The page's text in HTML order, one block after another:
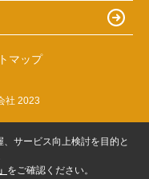
マップ
社 2023
サービス向上検討を目的と
をご確認ください。